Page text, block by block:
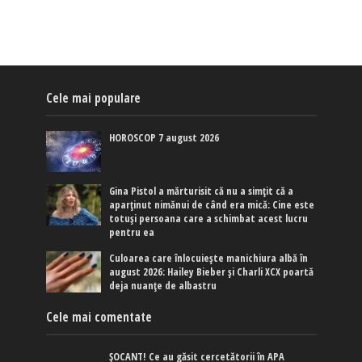
Cele mai populare
HOROSCOP 7 august 2026
Gina Pistol a mărturisit că nu a simțit că a
aparținut nimănui de când era mică: Cine este
totuși persoana care a schimbat acest lucru
pentru ea
Culoarea care înlocuiește manichiura albă în
august 2026: Hailey Bieber și Charli XCX poartă
deja nuanțe de albastru
Cele mai comentate
ȘOCANT! Ce au găsit cercetătorii în APA